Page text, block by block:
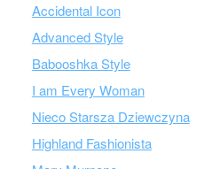
Accidental Icon
Advanced Style
Babooshka Style
I am Every Woman
Nieco Starsza Dziewczyna
Highland Fashionista